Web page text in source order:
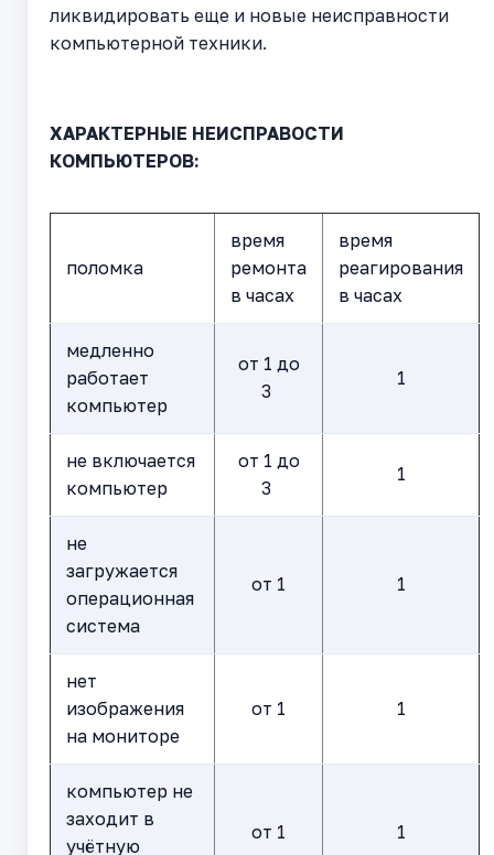
ликвидировать еще и новые неисправности
компьютерной техники.
ХАРАКТЕРНЫЕ НЕИСПРАВОСТИ
КОМПЬЮТЕРОВ:
поломка
время
ремонта
в часах
время
реагирования
в часах
медленно
работает
компьютер
от 1 до
3
1
не включается
компьютер
от 1 до
3
1
не
загружается
операционная
система
от 1 1
нет
изображения
на мониторе
от 1 1
компьютер не
заходит в
учётную
от 1 1